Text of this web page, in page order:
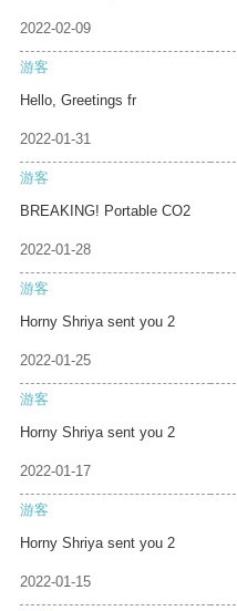
2022-02-09
游客
Hello, Greetings fr
2022-01-31
游客
BREAKING! Portable CO2
2022-01-28
游客
Horny Shriya sent you 2
2022-01-25
游客
Horny Shriya sent you 2
2022-01-17
游客
Horny Shriya sent you 2
2022-01-15